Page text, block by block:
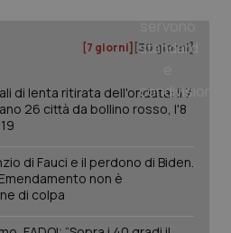
[7 giorni] [30 giorni]
di lenta ritirata dell'ondata: il 7
26 città da bollino rosso, l'8
di Fauci e il perdono di Biden.
non è
di colpa
Google LLC